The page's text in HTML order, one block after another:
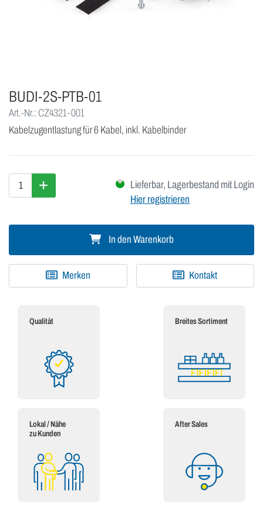
BUDI-2S-PTB-01
Art.-Nr.: CZ4321-001
Kabelzugentlastung für 6 Kabel, inkl. Kabelbinder
Lieferbar, Lagerbestand mit Login
Hier registrieren
In den Warenkorb
Merken Kontakt
Qualität Breites Sortiment
Lokal / Nähe
zu Kunden
After Sales